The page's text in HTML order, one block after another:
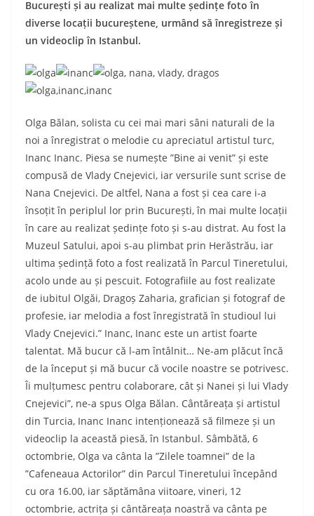
București și au realizat mai multe ședințe foto în
diverse locații bucureștene, urmând să înregistreze și
un videoclip în Istanbul.
Olga Bălan, solista cu cei mai mari sâni naturali de la
noi a înregistrat o melodie cu apreciatul artistul turc,
Inanc Inanc. Piesa se numește ”Bine ai venit” și este
compusă de Vlady Cnejevici, iar versurile sunt scrise de
Nana Cnejevici. De altfel, Nana a fost și cea care i-a
însoțit în periplul lor prin București, în mai multe locații
în care au realizat ședințe foto și s-au distrat. Au fost la
Muzeul Satului, apoi s-au plimbat prin Herăstrău, iar
ultima ședință foto a fost realizată în Parcul Tineretului,
acolo unde au și pescuit. Fotografiile au fost realizate
de iubitul Olgăi, Dragoș Zaharia, grafician și fotograf de
profesie, iar melodia a fost înregistrată în studioul lui
Vlady Cnejevici.” Inanc, Inanc este un artist foarte
talentat. Mă bucur că l-am întâlnit… Ne-am plăcut încă
de la început și mă bucur că vocile noastre se potrivesc.
Îi mulțumesc pentru colaborare, cât și Nanei și lui Vlady
Cnejevici”, ne-a spus Olga Bălan. Cântăreața și artistul
din Turcia, Inanc Inanc intenționează să filmeze și un
videoclip la această piesă, în Istanbul. Sâmbătă, 6
octombrie, Olga va cânta la ”Zilele toamnei” de la
”Cafeneaua Actorilor” din Parcul Tineretului începând
cu ora 16.00, iar săptămâna viitoare, vineri, 12
octombrie, actrița și cântăreața noastră va cânta pe